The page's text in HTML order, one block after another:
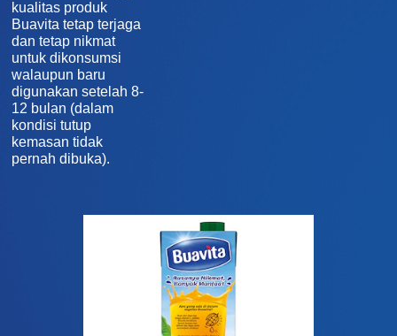
kualitas produk
Buavita tetap terjaga
dan tetap nikmat
untuk dikonsumsi
walaupun baru
digunakan setelah 8-
12 bulan (dalam
kondisi tutup
kemasan tidak
pernah dibuka).